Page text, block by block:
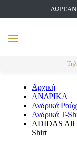
ΔΩΡΕΑΝ
MENU
Αρχική
ΑΝΔΡΙΚΑ
Ανδρικά
Ανδρικά T-
ADIDAS All
Shirt